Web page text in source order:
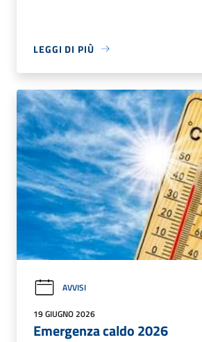
LEGGI DI PIÙ
AVVISI
19 GIUGNO 2026
Emergenza caldo 2026